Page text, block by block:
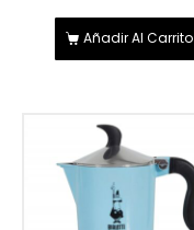
Añadir Al Carrito